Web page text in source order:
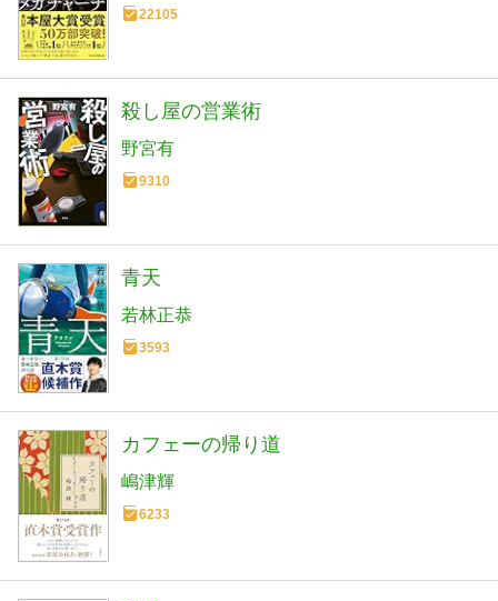
22105
殺し屋の営業術
野宮有
9310
青天
若林正恭
3593
カフェーの帰り道
嶋津輝
6233